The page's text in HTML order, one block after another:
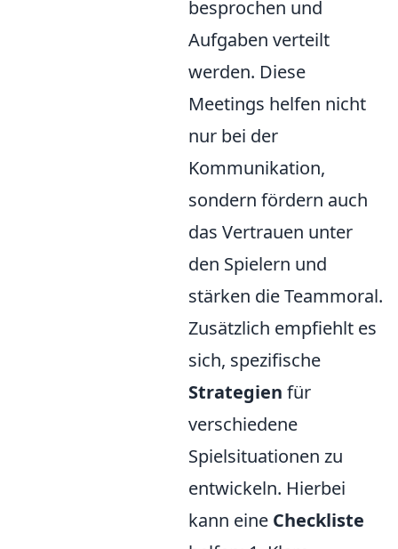
besprochen und
Aufgaben verteilt
werden. Diese
Meetings helfen nicht
nur bei der
Kommunikation,
sondern fördern auch
das Vertrauen unter
den Spielern und
stärken die Teammoral.
Zusätzlich empfiehlt es
sich, spezifische
Strategien für
verschiedene
Spielsituationen zu
entwickeln. Hierbei
kann eine Checkliste